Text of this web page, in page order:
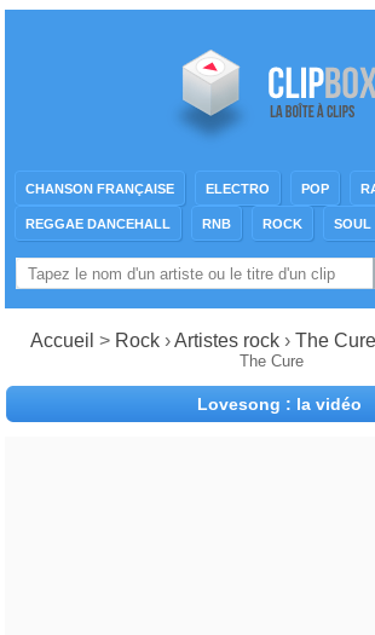
CHANSON FRANÇAISE ELECTRO POP
REGGAE DANCEHALL RNB ROCK SOUL
Accueil > Rock ›Artistes rock› The Cure
The Cure
Lovesong : la vidéo